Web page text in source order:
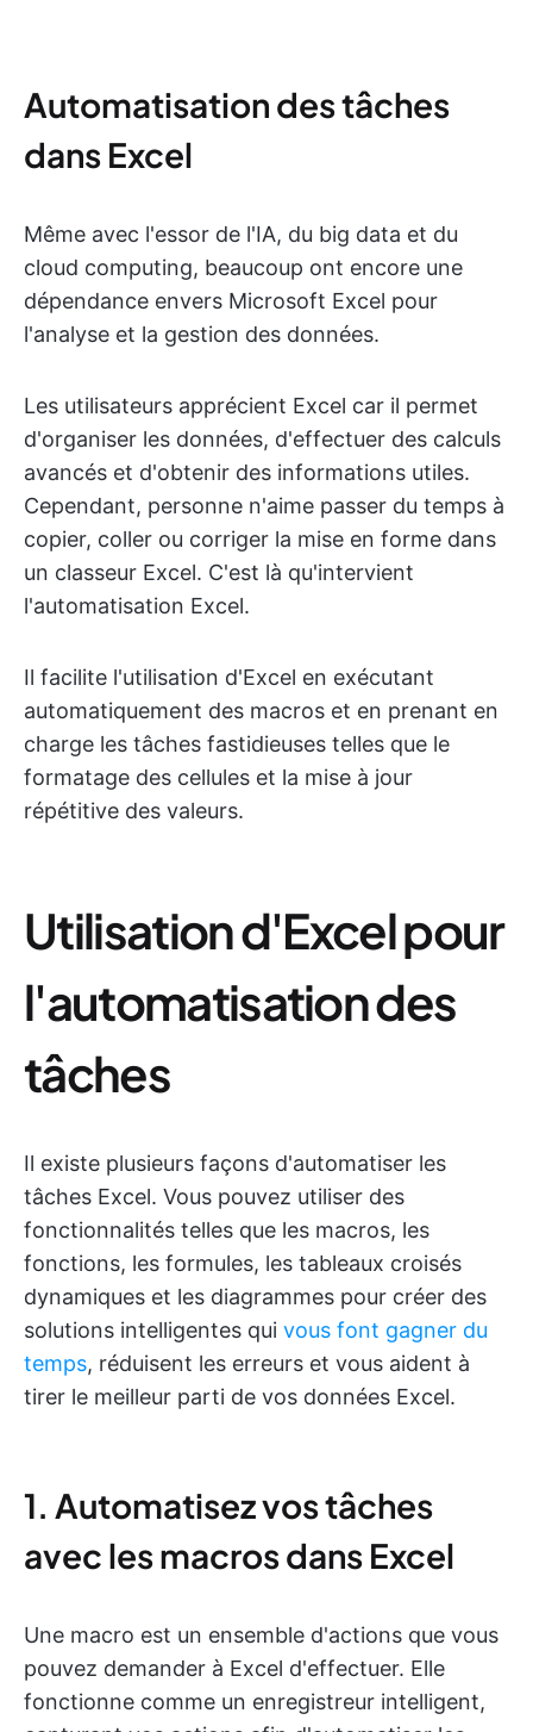
Automatisation des tâches
dans Excel
Même avec l'essor de l'IA, du big data et du
cloud computing, beaucoup ont encore une
dépendance envers Microsoft Excel pour
l'analyse et la gestion des données.
Les utilisateurs apprécient Excel car il permet
d'organiser les données, d'effectuer des calculs
avancés et d'obtenir des informations utiles.
Cependant, personne n'aime passer du temps à
copier, coller ou corriger la mise en forme dans
un classeur Excel. C'est là qu'intervient
l'automatisation Excel.
Il facilite l'utilisation d'Excel en exécutant
automatiquement des macros et en prenant en
charge les tâches fastidieuses telles que le
formatage des cellules et la mise à jour
répétitive des valeurs.
Utilisation d'Excel pour
l'automatisation des
tâches
Il existe plusieurs façons d'automatiser les
tâches Excel. Vous pouvez utiliser des
fonctionnalités telles que les macros, les
fonctions, les formules, les tableaux croisés
dynamiques et les diagrammes pour créer des
solutions intelligentes qui vous font gagner du
temps, réduisent les erreurs et vous aident à
tirer le meilleur parti de vos données Excel.
1. Automatisez vos tâches
avec les macros dans Excel
Une macro est un ensemble d'actions que vous
pouvez demander à Excel d'effectuer. Elle
fonctionne comme un enregistreur intelligent,